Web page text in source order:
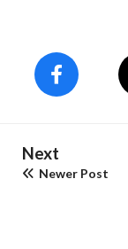
Next
Newer Post